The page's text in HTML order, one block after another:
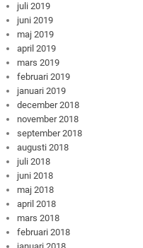
juli 2019
juni 2019
maj 2019
april 2019
mars 2019
februari 2019
januari 2019
december 2018
november 2018
september 2018
augusti 2018
juli 2018
juni 2018
maj 2018
april 2018
mars 2018
februari 2018